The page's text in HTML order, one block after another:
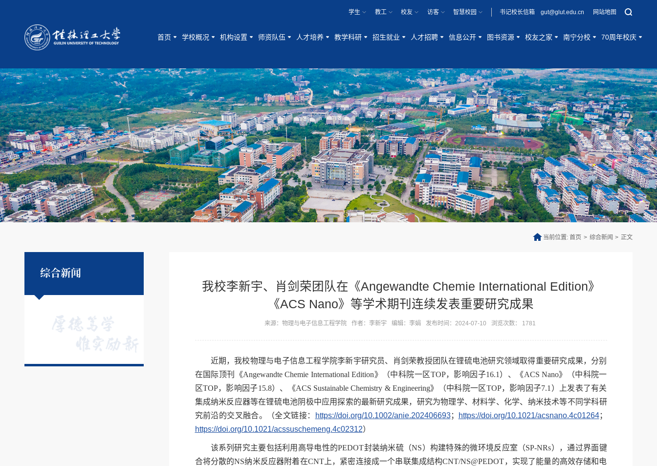
学生 教工 校友 访客 智慧校园 书记校长信箱 gut@glut.edu.cn 网站地图
首页 学校概况 机构设置 师资队伍 人才培养 教学科研 招生就业 人才招聘 信息公开 图书资源 校友之家 南宁分校 70周年校庆
当前位置: 首页 > 综合新闻 > 正文
综合新闻
我校李新宇、肖剑荣团队在《Angewandte Chemie International Edition》
《ACS Nano》等学术期刊连续发表重要研究成果
来源：物理与电子信息工程学院 作者：李新宇 编辑：李娟 发布时间：2024-07-10 浏览次数： 1781
近期，我校物理与电子信息工程学院李新宇研究员、肖剑荣教授团队在锂硫电池研究领域取得重要研究成果，分别
在国际顶刊《Angewandte Chemie International Edition》（中科院一区TOP，影响因子16.1）、《ACS Nano》（中科院一
区TOP，影响因子15.8）、《ACS Sustainable Chemistry & Engineering》（中科院一区TOP，影响因子7.1）上发表了有关
集成纳米反应器等在锂硫电池阴极中应用探索的最新研究成果，研究为物理学、材料学、化学、纳米技术等不同学科研
究前沿的交叉融合。（全文链接：
https://doi.org/10.1002/anie.202406693； https://doi.org/10.1021/acsnano.4c01264；
https://doi.org/10.1021/acssuschemeng.4c02312）
该系列研究主要包括利用高导电性的PEDOT封装纳米硫（NS）构建特殊的微环境反应室（SP-NRs），通过界面键
合将分散的NS纳米反应器附着在CNT上，紧密连接成一个串联集成结构CNT/NS@PEDOT，实现了能量的高效存储和电